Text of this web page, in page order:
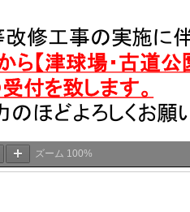
ズーム 100%